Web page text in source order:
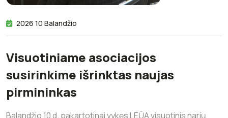
2026 10 Balandžio
Visuotiniame asociacijos
susirinkime išrinktas naujas
pirmininkas
Balandžio 10 d. pakartotinai vykęs LEŪA visuotinis narių